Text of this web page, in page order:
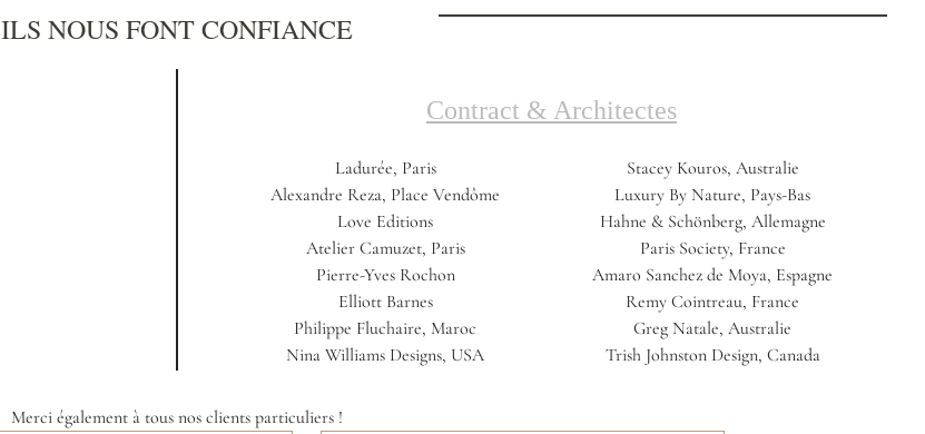
ILS NOUS FONT CONFIANCE
Contract & Architectes
Ladurée, Paris
Alexandre Reza, Place Vendôme
Love Editions
Atelier Camuzet, Paris
Pierre-Yves Rochon
Elliott Barnes
Philippe Fluchaire, Maroc
Nina Williams Designs, USA
Stacey Kouros, Australie
Luxury By Nature, Pays-Bas
Hahne & Schönberg, Allemagne
Paris Society, France
Amaro Sanchez de Moya, Espagne
Remy Cointreau, France
Greg Natale, Australie
Trish Johnston Design, Canada
Merci également à tous nos clients particuliers !